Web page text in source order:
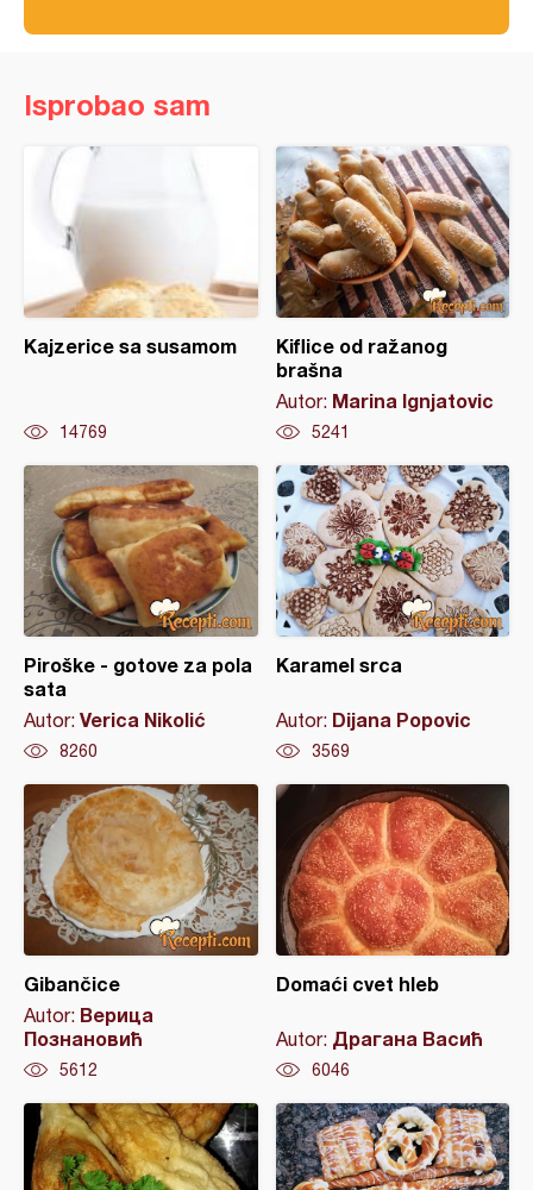
Isprobao sam
Kajzerice sa susamom
14769
Kiflice od ražanog
brašna
Autor: Marina Ignjatovic
5241
Piroške - gotove za pola
sata
Autor: Verica Nikolić
8260
Karamel srca
Autor: Dijana Popovic
3569
Gibančice
Autor: Верица
Познановић
5612
Domaći cvet hleb
Autor: Драгана Васић
6046